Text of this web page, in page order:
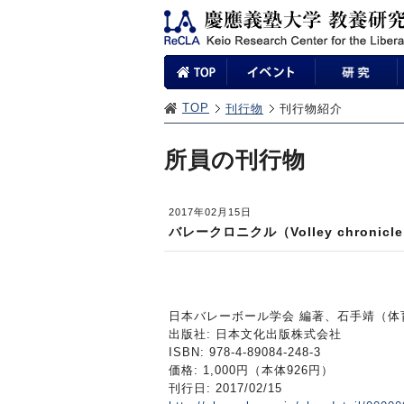
TOP 刊行物 刊行物紹介
所員の刊行物
2017年02月15日
バレークロニクル（Volley chronicle
日本バレーボール学会 編著、石手靖（体
出版社: 日本文化出版株式会社
ISBN: 978-4-89084-248-3
価格: 1,000円（本体926円）
刊行日: 2017/02/15